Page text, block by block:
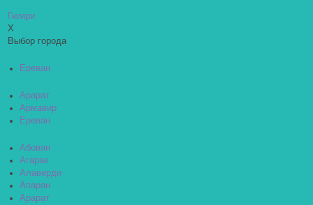
Гюмри
X
Выбор города
Ереван
Арарат
Армавир
Ереван
Абовян
Агарак
Алаверди
Апаран
Арарат